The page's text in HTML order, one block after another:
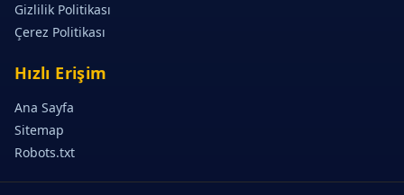
Gizlilik Politikası
Çerez Politikası
Hızlı Erişim
Ana Sayfa
Sitemap
Robots.txt